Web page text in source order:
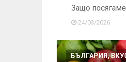
Защо
24/03/2026
БЪЛГАРИЯ,